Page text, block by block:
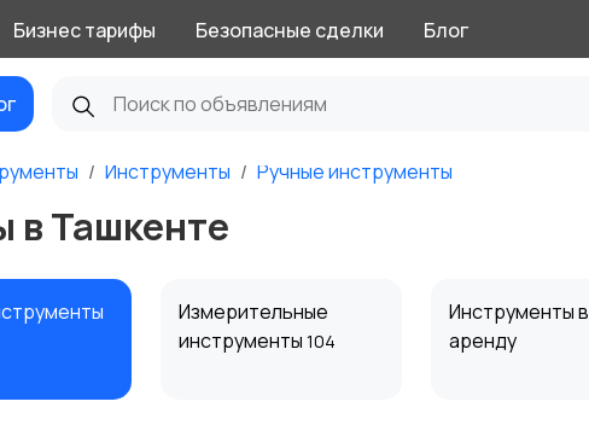
Бизнес тарифы Безопасные сделки Блог
Инструменты Ручные инструменты
в Ташкенте
Измерительные
инструменты 104
Инструменты в
аренду